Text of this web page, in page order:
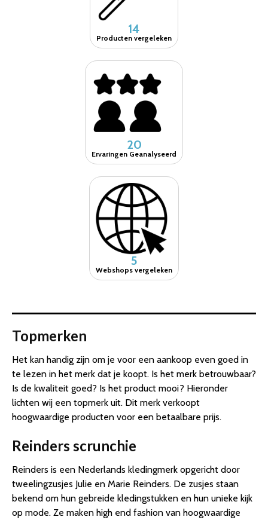
14
Producten vergeleken
20
Ervaringen Geanalyseerd
5
Webshops vergeleken
Topmerken
Het kan handig zijn om je voor een aankoop even goed in
te lezen in het merk dat je koopt. Is het merk betrouwbaar?
Is de kwaliteit goed? Is het product mooi? Hieronder
lichten wij een topmerk uit. Dit merk verkoopt
hoogwaardige producten voor een betaalbare prijs.
Reinders scrunchie
Reinders is een Nederlands kledingmerk opgericht door
tweelingzusjes Julie en Marie Reinders. De zusjes staan
bekend om hun gebreide kledingstukken en hun unieke kijk
op mode. Ze maken high end fashion van hoogwaardige